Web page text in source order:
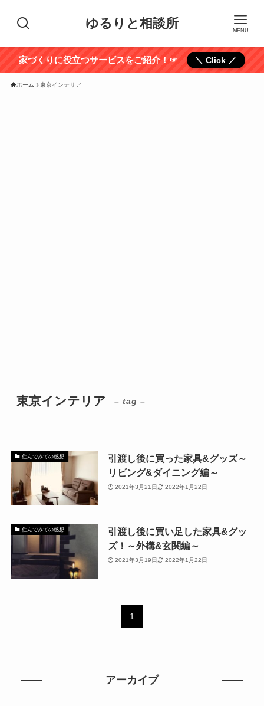
ゆるりと相談所 MENU
家づくりに役立つサービスをご紹介！☞ ＼ Click ／
ホーム 東京インテリア
東京インテリア – tag –
住んでみての感想
引渡し後に買った家具&グッズ～
リビング&ダイニング編～
2021年3月21日 2022年1月22日
住んでみての感想
引渡し後に買い足した家具&グッ
ズ！～外構&玄関編～
2021年3月19日 2022年1月22日
1
アーカイブ